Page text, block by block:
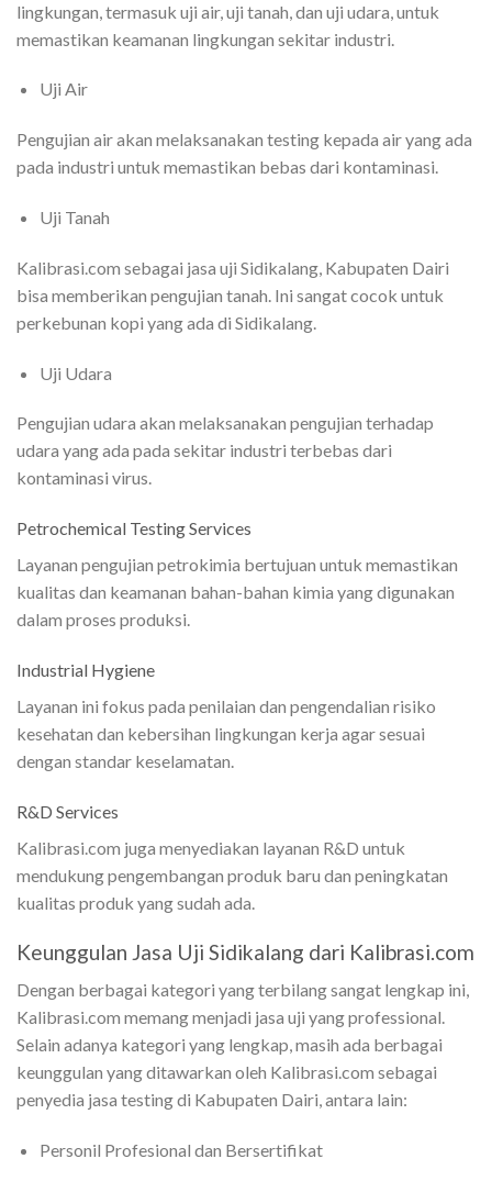
lingkungan, termasuk uji air, uji tanah, dan uji udara, untuk
memastikan keamanan lingkungan sekitar industri.
Uji Air
Pengujian air akan melaksanakan testing kepada air yang ada
pada industri untuk memastikan bebas dari kontaminasi.
Uji Tanah
Kalibrasi.com sebagai jasa uji Sidikalang, Kabupaten Dairi
bisa memberikan pengujian tanah. Ini sangat cocok untuk
perkebunan kopi yang ada di Sidikalang.
Uji Udara
Pengujian udara akan melaksanakan pengujian terhadap
udara yang ada pada sekitar industri terbebas dari
kontaminasi virus.
Petrochemical Testing Services
Layanan pengujian petrokimia bertujuan untuk memastikan
kualitas dan keamanan bahan-bahan kimia yang digunakan
dalam proses produksi.
Industrial Hygiene
Layanan ini fokus pada penilaian dan pengendalian risiko
kesehatan dan kebersihan lingkungan kerja agar sesuai
dengan standar keselamatan.
R&D Services
Kalibrasi.com juga menyediakan layanan R&D untuk
mendukung pengembangan produk baru dan peningkatan
kualitas produk yang sudah ada.
Keunggulan Jasa Uji Sidikalang dari Kalibrasi.com
Dengan berbagai kategori yang terbilang sangat lengkap ini,
Kalibrasi.com memang menjadi jasa uji yang professional.
Selain adanya kategori yang lengkap, masih ada berbagai
keunggulan yang ditawarkan oleh Kalibrasi.com sebagai
penyedia jasa testing di Kabupaten Dairi, antara lain:
Personil Profesional dan Bersertifikat